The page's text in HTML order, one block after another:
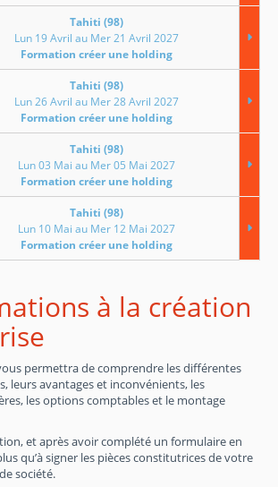
Tahiti (98)
Lun 19 Avril au Mer 21 Avril 2027
Formation créer une holding
Tahiti (98)
Lun 26 Avril au Mer 28 Avril 2027
Formation créer une holding
Tahiti (98)
Lun 03 Mai au Mer 05 Mai 2027
Formation créer une holding
Tahiti (98)
Lun 10 Mai au Mer 12 Mai 2027
Formation créer une holding
à la création
permettra de comprendre les différentes
leurs avantages et inconvénients, les
les options comptables et le montage
et après avoir complété un formulaire en
qu’à signer les pièces constitutrices de votre
société.